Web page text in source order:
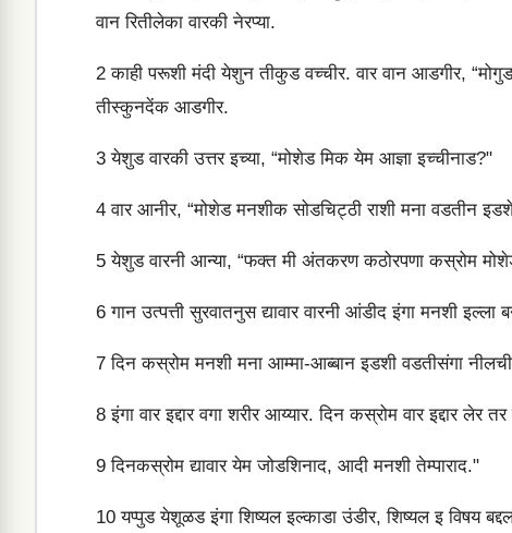
वान रितीलेका वारकी नेरप्या.
2 काही परूशी मंदी येशुन तीकुड वच्चीर. वार वान आडगीर, “मोगुड
तीस्कुनदेंक आडगीर.
3 येशुड वारकी उत्तर इच्या, “मोशेड मिक येम आज्ञा इच्चीनाड?"
4 वार आनीर, “मोशेड मनशीक सोडचिट्ठी राशी मना वडतीन
5 येशुड वारनी आन्या, “फक्त मी अंतकरण कठोरपणा कस्रोम मोशेड
6 गान उत्पत्ती सुरवातनुस द्यावार वारनी आंडीद इंगा मनशी इल्ला
7 दिन कस्रोम मनशी मना आम्मा-आब्बान इडशी वडतीसंगा
8 इंगा वार इद्दार वगा शरीर आय्यार. दिन कस्रोम वार इद्दार लेर
9 दिनकस्रोम द्यावार येम जोडशिनाद, आदी मनशी तेम्पाराद."
10 यप्पुड येशूळड इंगा शिष्यल इल्काडा उंडीर, शिष्यल इ विषय